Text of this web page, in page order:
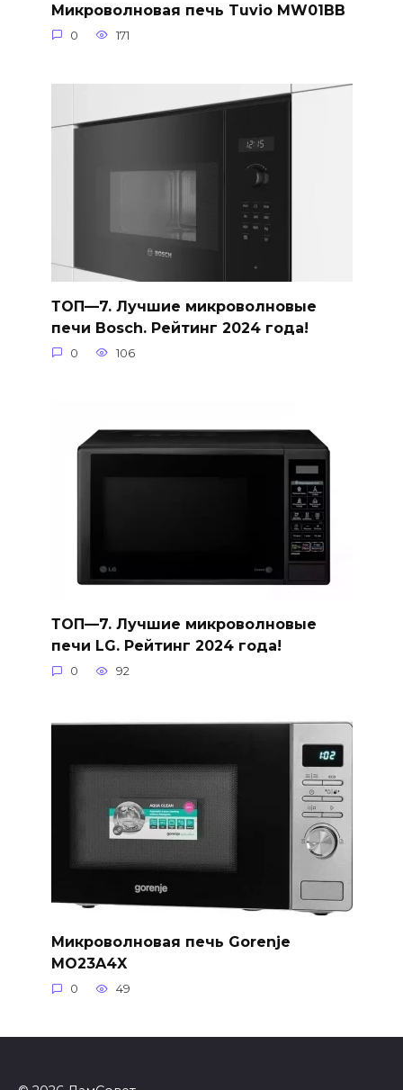
Микроволновая печь Tuvio MW01BB
0 171
ТОП—7. Лучшие микроволновые
печи Bosch. Рейтинг 2024 года!
0 106
ТОП—7. Лучшие микроволновые
печи LG. Рейтинг 2024 года!
0 92
Микроволновая печь Gorenje
MO23A4X
0 49